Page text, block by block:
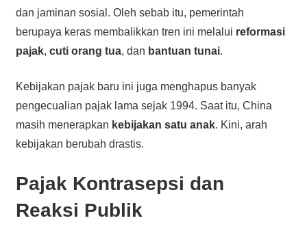
dan jaminan sosial. Oleh sebab itu, pemerintah
berupaya keras membalikkan tren ini melalui reformasi
pajak, cuti orang tua, dan bantuan tunai.
Kebijakan pajak baru ini juga menghapus banyak
pengecualian pajak lama sejak 1994. Saat itu, China
masih menerapkan kebijakan satu anak. Kini, arah
kebijakan berubah drastis.
Pajak Kontrasepsi dan
Reaksi Publik